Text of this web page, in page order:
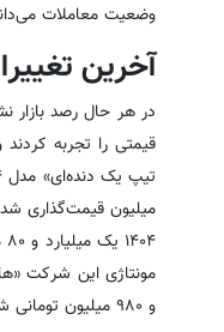
وضعیت معاملات
آخرین
در هر حال رصد بازار
قیمتی را تجربه
و ۹۸۰ میلیون تومانی شده است.